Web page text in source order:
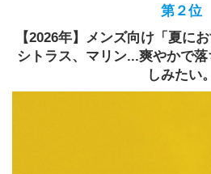
第２位
【2026年】メンズ向け「夏に
シトラス、マリン...爽やかで
しみたい。